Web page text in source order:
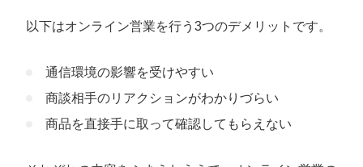
以下はオンライン営業を行う3つのデメリットです。
通信環境の影響を受けやすい
商談相手のリアクションがわかりづらい
商品を直接手に取って確認してもらえない